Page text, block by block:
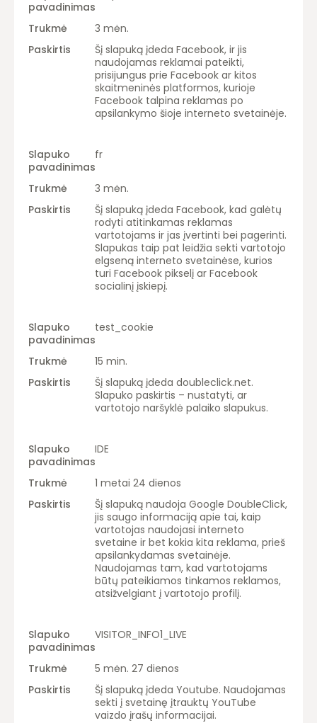
3 mėn.
Šį slapuką įdeda Facebook, ir jis
naudojamas reklamai pateikti,
prisijungus prie Facebook ar kitos
skaitmeninės platformos, kurioje
Facebook talpina reklamas po
apsilankymo šioje interneto svetainėje.
fr
3 mėn.
Šį slapuką įdeda Facebook, kad galėtų
rodyti atitinkamas reklamas
vartotojams ir jas įvertinti bei pagerinti.
Slapukas taip pat leidžia sekti vartotojo
elgseną interneto svetainėse, kurios
turi Facebook pikselį ar Facebook
socialinį įskiepį.
test_cookie
15 min.
Šį slapuką įdeda doubleclick.net.
Slapuko paskirtis – nustatyti, ar
vartotojo naršyklė palaiko slapukus.
IDE
1 metai 24 dienos
Šį slapuką naudoja Google DoubleClick,
jis saugo informaciją apie tai, kaip
vartotojas naudojasi interneto
svetaine ir bet kokia kita reklama, prieš
apsilankydamas svetainėje.
Naudojamas tam, kad vartotojams
būtų pateikiamos tinkamos reklamos,
atsižvelgiant į vartotojo profilį.
VISITOR_INFO1_LIVE
5 mėn. 27 dienos
Šį slapuką įdeda Youtube. Naudojamas
sekti į svetainę įtrauktų YouTube
vaizdo įrašų informacijai.